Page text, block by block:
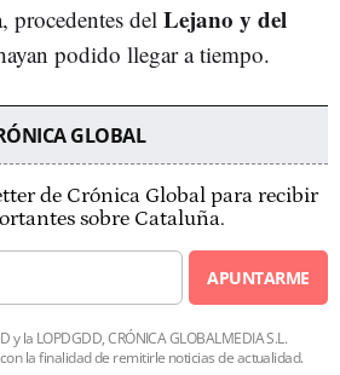
procedentes del Lejano y del
podido llegar a tiempo.
GLOBAL
de Crónica Global para recibir
sobre Cataluña.
APUNTARME
y la LOPDGDD, CRÓNICA GLOBALMEDIA S.L.
la finalidad de remitirle noticias de actualidad.